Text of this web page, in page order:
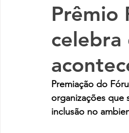
101010
Prêmio
celebra
Premiação do
organizações que
inclusão no